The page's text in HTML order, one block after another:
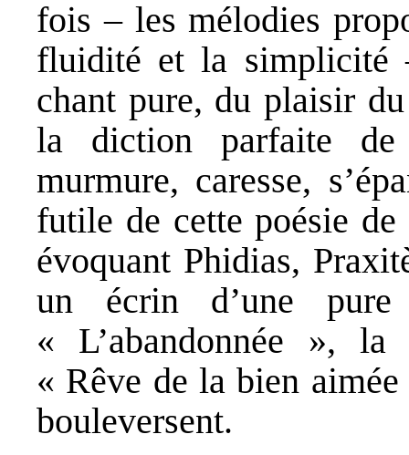
fois – les mélodies
fluidité et la simplicité
chant pure, du plaisir
la diction parfaite
murmure, caresse,
futile de cette poésie
évoquant Phidias,
un écrin d’une
« L’abandonnée »,
« Rêve de la bien
bouleversent.